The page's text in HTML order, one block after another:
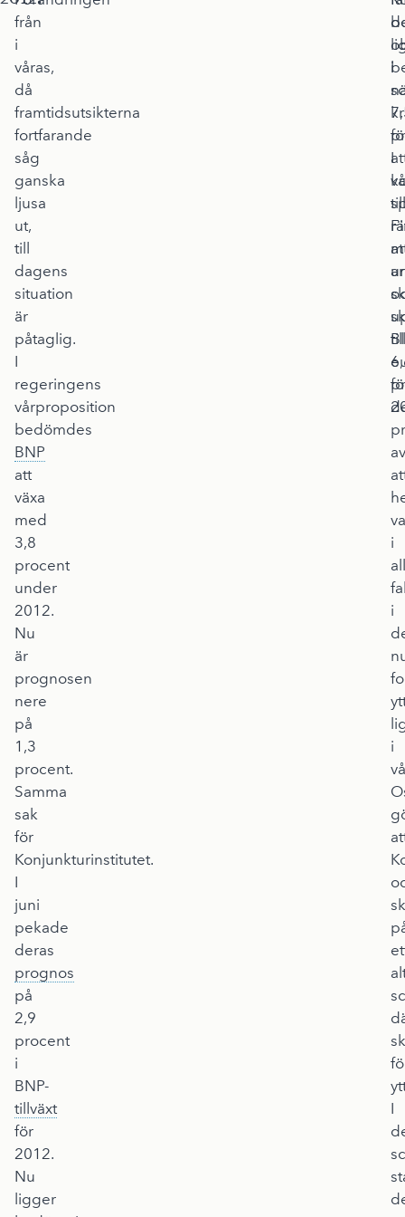
från
i
våras,
då
framtidsutsikterna
fortfarande
såg
ganska
ljusa
ut,
till
dagens
situation
är
påtaglig.
I
regeringens
vårproposition
bedömdes
BNP
att
växa
med
3,8
procent
under
2012.
Nu
är
prognosen
nere
på
1,3
procent.
Samma
sak
för
Konjunkturinstitutet.
I
juni
pekade
deras
prognos
på
2,9
procent
i
BNP-
tillväxt
för
2012.
Nu
ligger
i
I
till
till
av
i
i
i
I